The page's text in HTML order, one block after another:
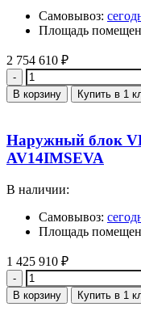
Самовывоз:
Площадь
2 754 610 ₽
Количество
В корзину Купить в 1
Наружный блок
AV14IMSEVA
В наличии:
Самовывоз:
Площадь
1 425 910 ₽
Количество
В корзину Купить в 1